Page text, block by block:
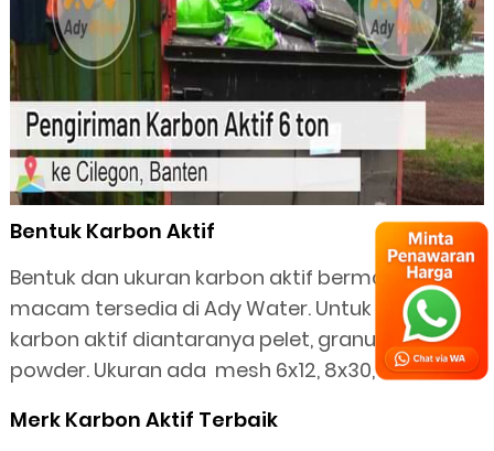
Bentuk Karbon Aktif
Bentuk dan ukuran karbon aktif bermacam-
macam tersedia di Ady Water. Untuk bentuk
karbon aktif diantaranya pelet, granular, dan
powder. Ukuran ada mesh 6x12, 8x30, dll
Merk Karbon Aktif Terbaik